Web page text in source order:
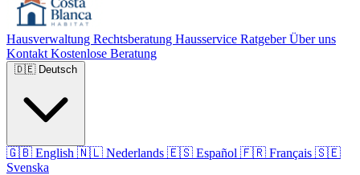
Hausverwaltung Rechtsberatung Hausservice RatgeberÜber uns
Kontakt Kostenlose Beratung
🇩🇪 Deutsch
🇬🇧 English 🇳🇱 Nederlands 🇪🇸 Español 🇫🇷 Français 🇸🇪
Svenska